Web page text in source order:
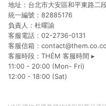
地址：台北市大安區和平東路二
統一編號：82885176
負責人：杜曜諭
客服電話：02-2736-0131
客服信箱：
客服時段：THÉM 客服時間 ▸
11:00 - 20:00 (Mon- Fri)
12:00 - 18:00 (Sat)